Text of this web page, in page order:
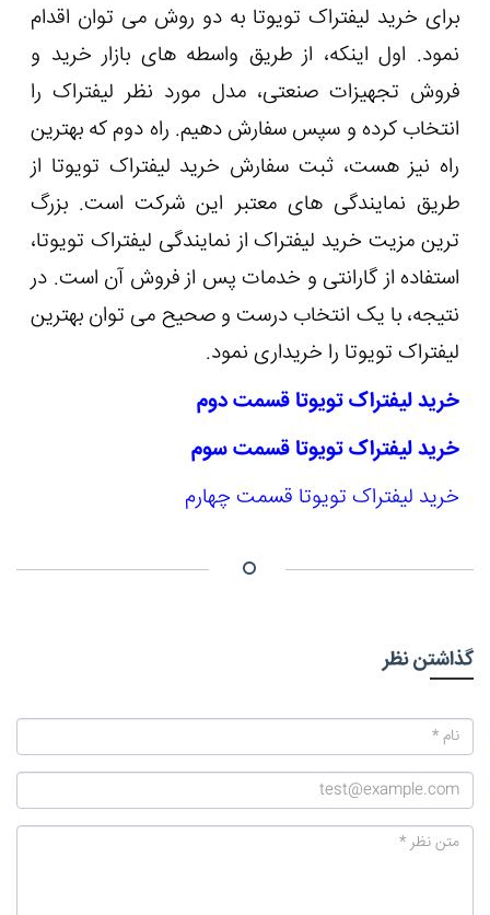
برای خرید لیفتراک تویوتا به دو روش می توان اقدام
نمود. اول اینکه، از طریق واسطه های بازار خرید و
فروش تجهیزات صنعتی، مدل مورد نظر لیفتراک را
انتخاب کرده و سپس سفارش دهیم. راه دوم که بهترین
راه نیز هست، ثبت سفارش خرید لیفتراک تویوتا از
طریق نمایندگی های معتبر این شرکت است. بزرگ
ترین مزیت خرید لیفتراک از نمایندگی لیفتراک تویوتا،
استفاده از گارانتی و خدمات پس از فروش آن است. در
نتیجه، با یک انتخاب درست و صحیح می توان بهترین
لیفتراک تویوتا را خریداری نمود.
خرید لیفتراک تویوتا قسمت دوم
خرید لیفتراک تویوتا قسمت سوم
خرید لیفتراک تویوتا قسمت چهارم
گذاشتن نظر